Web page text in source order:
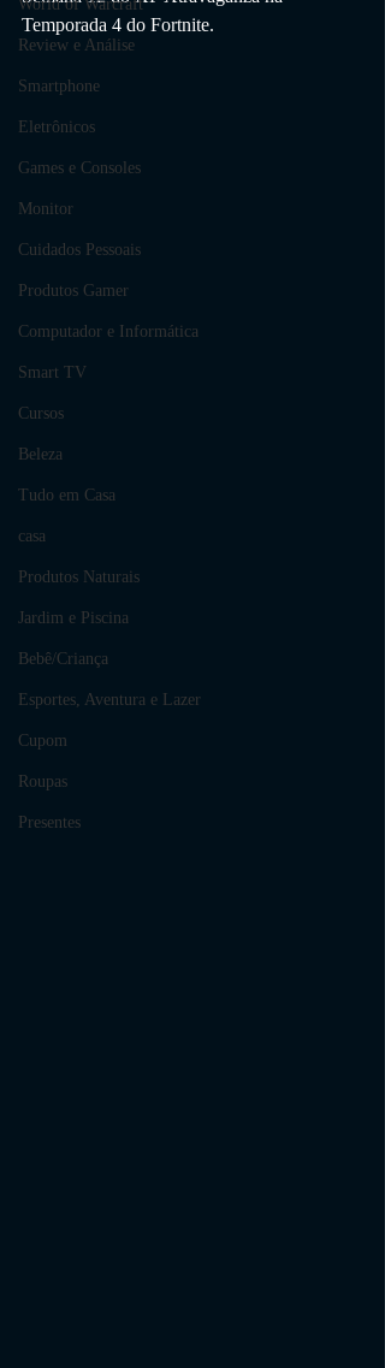
World of Warcraft
Review e Análise
Smartphone
Eletrônicos
Games e Consoles
Monitor
Cuidados Pessoais
Produtos Gamer
Computador e Informática
Smart TV
Cursos
Beleza
Tudo em Casa
casa
Produtos Naturais
Jardim e Piscina
Bebê/Criança
Esportes, Aventura e Lazer
Cupom
Roupas
Presentes
Temporada 4 do Fortnite.